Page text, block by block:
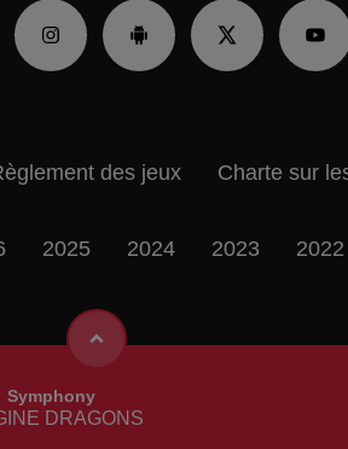
Symphony
DRAGONS
des jeux Charte sur
2025 2024 2023 2022